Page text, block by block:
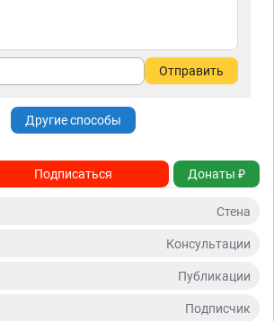
Отправить
Другие способы
Подписаться Донаты ₽
Стена
Консультации
Публикации
Подписчик